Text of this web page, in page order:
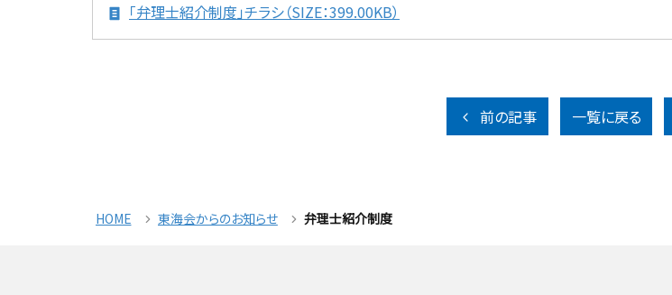
HOME 東海会からのお知らせ 弁理士紹介制度
「弁理士紹介制度」チラシ（SIZE：399.00KB）
前の記事 一覧に戻る